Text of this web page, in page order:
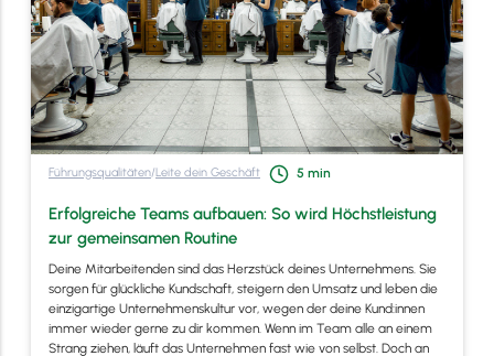
Führungsqualitäten/Leite dein Geschäft 5 min
Erfolgreiche Teams aufbauen: So wird Höchstleistung
zur gemeinsamen Routine
Deine Mitarbeitenden sind das Herzstück deines Unternehmens. Sie
sorgen für glückliche Kundschaft, steigern den Umsatz und leben die
einzigartige Unternehmenskultur vor, wegen der deine Kund:innen
immer wieder gerne zu dir kommen. Wenn im Team alle an einem
Strang ziehen, läuft das Unternehmen fast wie von selbst. Doch an